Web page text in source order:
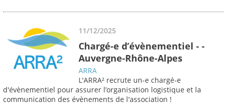
11/12/2025
Chargé-e d’évènementiel - -
Auvergne-Rhône-Alpes
ARRA
L'ARRA² recrute un-e chargé-e
d'évènementiel pour assurer l’organisation logistique et la
communication des évènements de l'association !